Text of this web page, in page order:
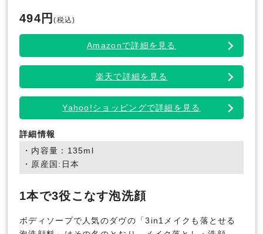
494円(税込)
Amazonで詳細を見る
楽天で詳細を見る
Yahoo!ショッピングで詳細を見る
詳細情報
・内容量：135ml
・原産国:日本
1本で3役こなす泡洗顔
ボディソープで人気のダヴの「3in1メイクも落とせる